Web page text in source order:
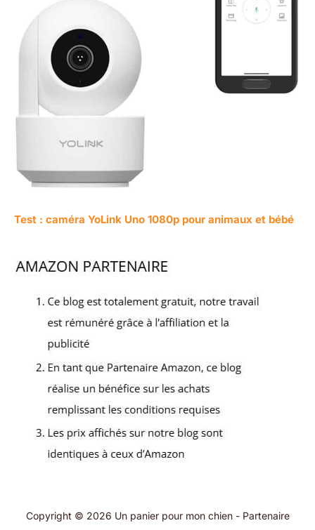
Test : caméra YoLink Uno 1080p pour animaux et bébé
Copyright © 2026 Un panier pour mon chien - Partenaire